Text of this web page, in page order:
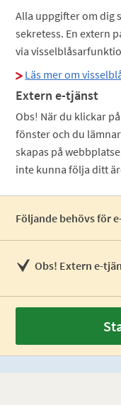
Alla uppgifter om dig
sekretess. En extern
via
Läs mer om
Extern e-tjänst
Obs! När du klickar
fönster och du
skapas på
inte kunna följa ditt
Följande behövs för
Obs! Extern e-